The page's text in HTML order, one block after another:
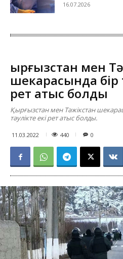
16.07.2026